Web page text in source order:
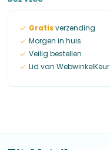
Gratisverzending
Morgen in huis
Veilig bestellen
Lid van WebwinkelKeur